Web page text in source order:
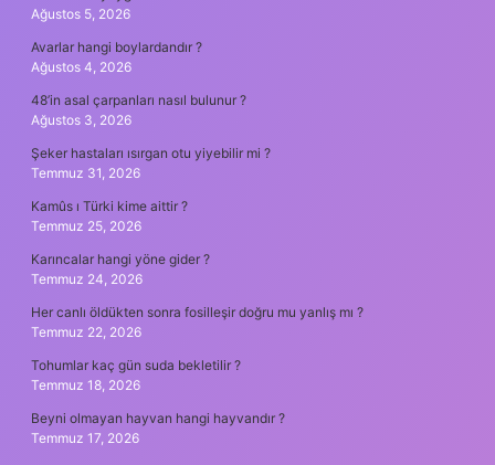
Ağustos 5, 2026
Avarlar hangi boylardandır ?
Ağustos 4, 2026
48’in asal çarpanları nasıl bulunur ?
Ağustos 3, 2026
Şeker hastaları ısırgan otu yiyebilir mi ?
Temmuz 31, 2026
Kamûs ı Türki kime aittir ?
Temmuz 25, 2026
Karıncalar hangi yöne gider ?
Temmuz 24, 2026
Her canlı öldükten sonra fosilleşir doğru mu yanlış mı ?
Temmuz 22, 2026
Tohumlar kaç gün suda bekletilir ?
Temmuz 18, 2026
Beyni olmayan hayvan hangi hayvandır ?
Temmuz 17, 2026